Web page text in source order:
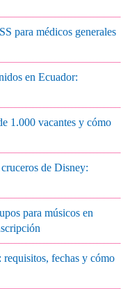
para médicos generales
en Ecuador:
1.000 vacantes y cómo
de Disney:
para músicos en
fechas y cómo